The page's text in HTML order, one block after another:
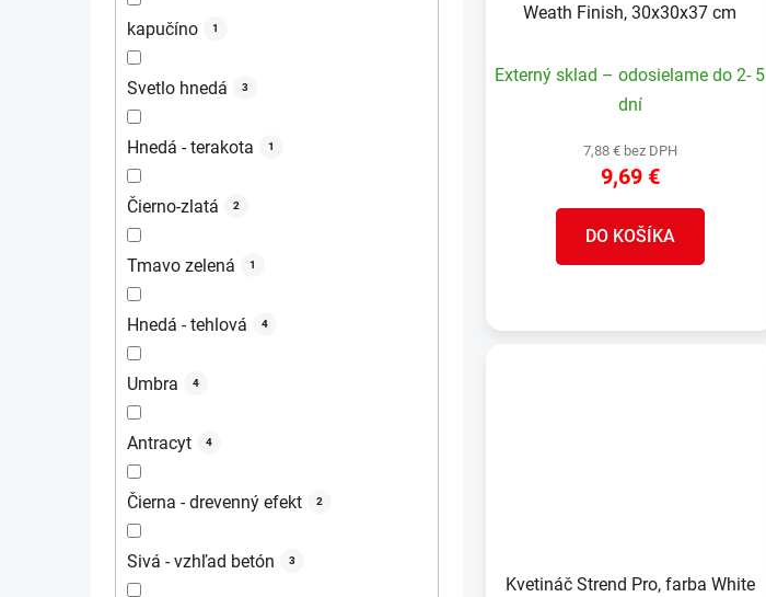
kapučíno 1
Svetlo hnedá 3
Hnedá - terakota 1
Čierno-zlatá 2
Tmavo zelená 1
Hnedá - tehlová 4
Umbra 4
Antracyt 4
Čierna - drevenný efekt 2
Sivá - vzhľad betón 3
Weath Finish, 30x30x37 cm
Externý sklad – odosielame do 2- 5
dní
7,88 € bez DPH
9,69 €
DO KOŠÍKA
Kvetináč Strend Pro, farba White